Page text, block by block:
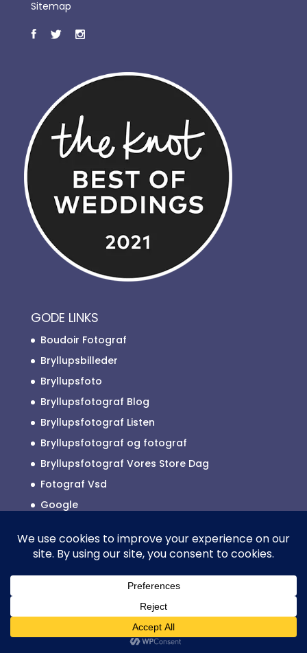
Sitemap
GODE LINKS
Boudoir Fotograf
Bryllupsbilleder
Bryllupsfoto
Bryllupsfotograf Blog
Bryllupsfotograf Listen
Bryllupsfotograf og fotograf
Bryllupsfotograf Vores Store Dag
Fotograf Vsd
Google
2025 © ALLE RETTIGHEDER TILHØRER
BRYLLUPSFOTOGRAF JYLLAND